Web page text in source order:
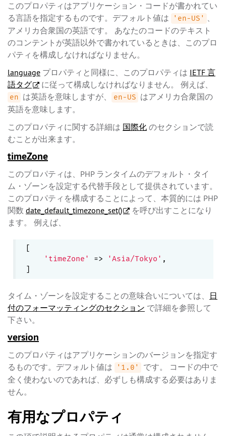
このプロパティはアプリケーション・コードが書かれてい
る言語を指定するものです。デフォルト値は
'en-US' 、
アメリカ合衆国の英語です。 あなたのコードのテキスト
のコンテントが英語以外で書かれているときは、このプロ
パティを構成しなければなりません。
language プロパティと同様に、このプロパティは IETF 言
語タグ
に従って構成しなければなりません。 例えば、
en は英語を意味しますが、 en-US はアメリカ合衆国の
英語を意味します。
このプロパティに関する詳細は 国際化 のセクションで読
むことが出来ます。
timeZone
このプロパティは、PHP ランタイムのデフォルト・タイ
ム・ゾーンを設定する代替手段として提供されています。
このプロパティを構成することによって、本質的には PHP
関数 date_default_timezone_set()
を呼び出すことになり
ます。 例えば、
[
'timeZone'
=> 'Asia/Tokyo' ,
タイム・ゾーンを設定することの意味合いについては、 日
付のフォーマッティングのセクション で詳細を参照して
下さい。
version
このプロパティはアプリケーションのバージョンを指定す
るものです。デフォルト値は
'1.0'
です。 コードの中で
全く使わないのであれば、必ずしも構成する必要はありま
せん。
有用なプロパティ